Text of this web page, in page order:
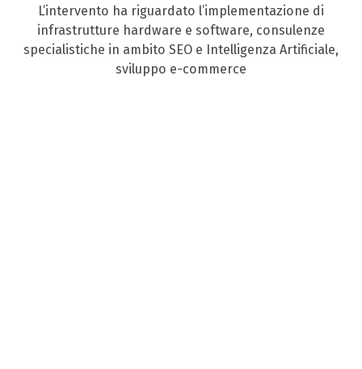
L’intervento ha riguardato l’implementazione di
infrastrutture hardware e software, consulenze
specialistiche in ambito SEO e Intelligenza Artificiale,
sviluppo e-commerce